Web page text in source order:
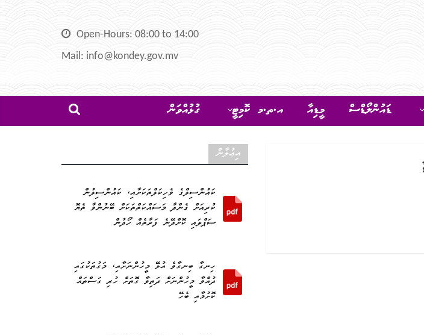
Open-Hours: 08:00 to 14:00
Mail: info@kondey.gov.mv
ޑައުންލޯޑްސް މީޑިއާ އ.ތ.މ ކޮމިޓީ ގުޅުއްވަން
އިޢުލާން
ކައުންސިލްގެ ވެހިކަލްތަކަށާއި، ކައުންސިލުން
ކުރިއަށް ގެންދާ މަސައްކަތްތަކަށް ބޭނުންވާ ތެޔޮ
ސަޕްލައި ކޮށްދޭނެ ފަރާތެއް ހޯދުން
ހިނގާ ބިނގާވެ އުޅޭ މީހުންނަށާއި، މަގުތަކުގައި
ދުއްވާ މީހުންނަށް ދަތިވާ ގޮތަށް ހުރި ގަސްތައް
ކޮށުމާއި ބެހޭ